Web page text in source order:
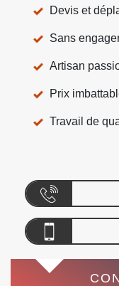
Devis et
Sans
Artisan
Prix
Travail de